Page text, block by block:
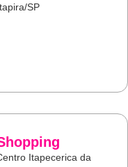
SP
Itapecerica da